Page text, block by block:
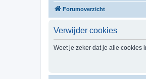
Forumoverzicht
Verwijder cookies
Weet je zeker dat je alle cookies